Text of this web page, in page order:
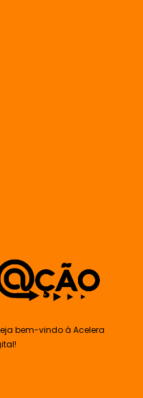
bem-vindo à Acelera